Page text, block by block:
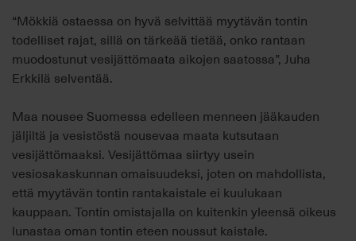
“Mökkiä ostaessa on hyvä selvittää myytävän tontin
todelliset rajat, sillä on tärkeää tietää, onko rantaan
muodostunut vesijättömaata aikojen saatossa”, Juha
Erkkilä selventää.
Maa nousee Suomessa edelleen menneen jääkauden
jäljiltä ja vesistöstä nousevaa maata kutsutaan
vesijättömaaksi. Vesijättömaa siirtyy usein
vesiosakaskunnan omaisuudeksi, joten on mahdollista,
että myytävän tontin rantakaistale ei kuulukaan
kauppaan. Tontin omistajalla on kuitenkin yleensä oikeus
lunastaa oman tontin eteen noussut kaistale.